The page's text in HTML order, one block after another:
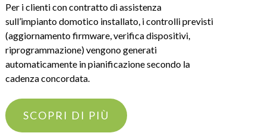
Per i clienti con contratto di assistenza
sull’impianto domotico installato, i controlli previsti
(aggiornamento firmware, verifica dispositivi,
riprogrammazione) vengono generati
automaticamente in pianificazione secondo la
cadenza concordata.
SCOPRI DI PIÙ